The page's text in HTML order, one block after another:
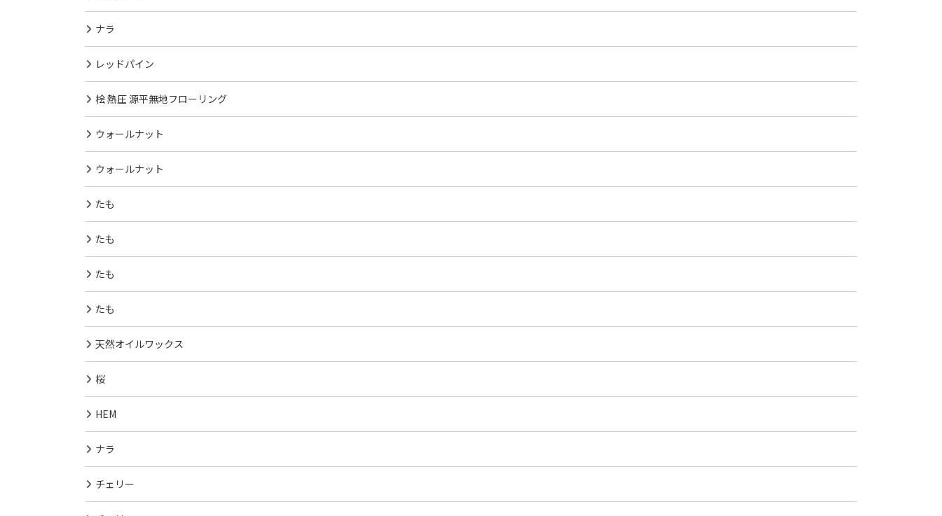
ナラ
レッドパイン
桧 熱圧 源平無地フローリング
ウォールナット
ウォールナット
たも
たも
たも
たも
天然オイルワックス
桜
HEM
ナラ
チェリー